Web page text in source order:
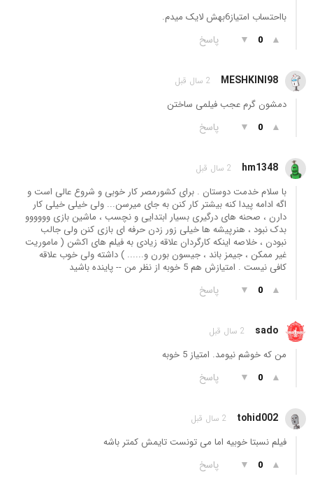
بااحتساب امتیاز6بهش لایک میدم.
▲
0
▼ پاسخ
MESHKINI98 2 سال قبل
دمشون گرم عجب فیلمی ساختن
▲
0
▼ پاسخ
hm1348 2 سال قبل
با سلام خدمت دوستان . برای کشورمصر کار خوبی و شروع عالی است و
اگه ادامه پیدا کنه بیشتر کار کنن به جای میرسن... ولی خیلی خیلی کار
دارن ، صحنه های درگیری بسیار ابتدایی و نچسب ، ماشین بازی وووووو
بدک نبود ، هنرپیشه ها خیلی زور زدن حرفه ای بازی کنن ولی جالب
نبودن ، خلاصه اینکه کارگردان علاقه زیادی به فیلم های اکشن ( ماموریت
غیر ممکن ، جیمز باند ، جیسون بورن و...... ) داشته ولی خوب علاقه
کافی نیست . امتیازش هم 5 خوبه از نظر من -- پاینده باشید
▲
0
▼ پاسخ
sado 2 سال قبل
من که خوشم نیومد. امتیاز 5 خوبه
▲
0
▼ پاسخ
tohid002 2 سال قبل
فیلم نسبتا خوبیه اما می تونست تایمش کمتر باشه
▲
0
▼ پاسخ